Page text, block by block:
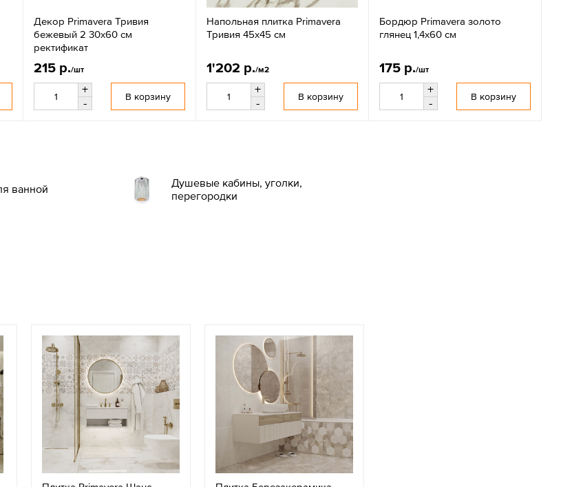
Декор Primavera Тривия
бежевый 2 30x60 см
ректификат
215 р./шт
+
-
В корзину
Напольная плитка Primavera
Тривия 45x45 см
1'202 р./м2
+
-
В корзину
Бордюр Primavera золото
глянец 1,4х60 см
175 р./шт
+
-
В корзину
ванной
Душевые кабины, уголки,
перегородки